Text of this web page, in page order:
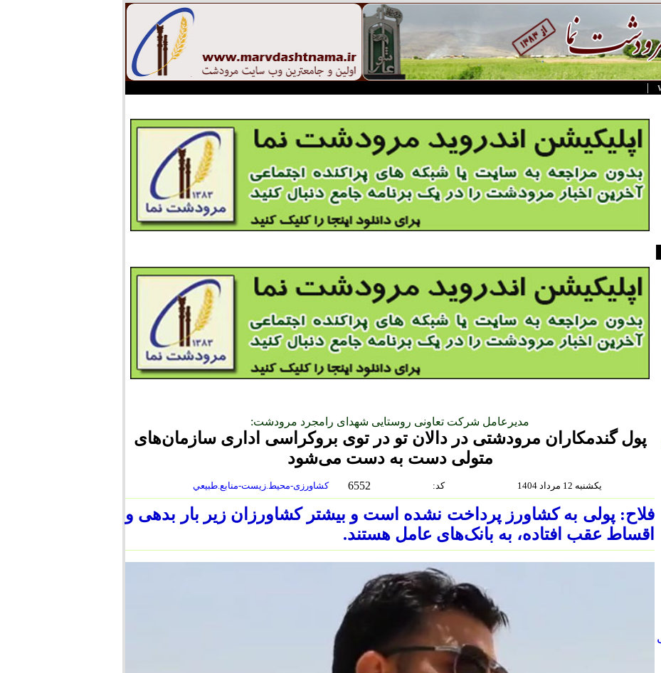
|
مدیرعامل شرکت تعاونی روستایی شهدای رامجرد مرودشت:
پول گندمکاران مرودشتی در دالان تو در توی بروکراسی اداری سازمان‌های
متولی دست به دست می‌شود
کشاورزی-محيط.زيست-منابع.طبيعي 6552 :كد یکشنبه 12 مرداد 1404
فلاح: پولی به کشاورز پرداخت نشده است و بیشتر کشاورزان زیر بار بدهی و
اقساط عقب افتاده، به بانک‌های عامل هستند.